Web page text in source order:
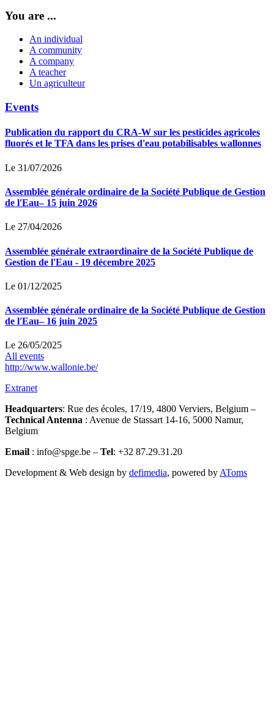
You are ...
An individual
A community
A company
A teacher
Un agriculteur
Events
Publication du rapport du CRA-W sur les pesticides agricoles
fluorés et le TFA dans les prises d'eau potabilisables wallonnes
Le 31/07/2026
Assemblée générale ordinaire de la Société Publique de Gestion
de l'Eau– 15 juin 2026
Le 27/04/2026
Assemblée générale extraordinaire de la Société Publique de
Gestion de l'Eau - 19 décembre 2025
Le 01/12/2025
Assemblée générale ordinaire de la Société Publique de Gestion
de l'Eau– 16 juin 2025
Le 26/05/2025
All events
http://www.wallonie.be/
Extranet
Headquarters: Rue des écoles, 17/19, 4800 Verviers, Belgium –
Technical Antenna : Avenue de Stassart 14-16, 5000 Namur,
Belgium
Email : info@spge.be – Tel: +32 87.29.31.20
Development & Web design by defimedia, powered by AToms